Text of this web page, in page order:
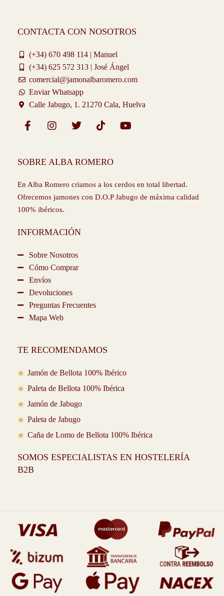
SOBRE ALBA ROMERO
En Alba Romero criamos a los cerdos en total libertad.
Ofrecemos jamones con D.O.P Jabugo de máxima calidad
100% ibéricos.
INFORMACIÓN
Sobre Nosotros
Cómo Comprar
Envíos
Devoluciones
Preguntas Frecuentes
Mapa Web
TE RECOMENDAMOS
Jamón de Bellota 100% Ibérico
Paleta de Bellota 100% Ibérica
Jamón de Jabugo
Paleta de Jabugo
Caña de Lomo de Bellota 100% Ibérica
SOMOS ESPECIALISTAS EN HOSTELERÍA
B2B
CONTACTA CON NOSOTROS
(+34) 670 498 114 | Manuel
(+34) 625 572 313 | José Ángel
comercial@jamonalbaromero.com
Enviar Whatsapp
Calle Jabugo, 1. 21270 Cala, Huelva
F
b
o
k
-
f
I
a
r
a
m
T
t
r
T
o
Y
e